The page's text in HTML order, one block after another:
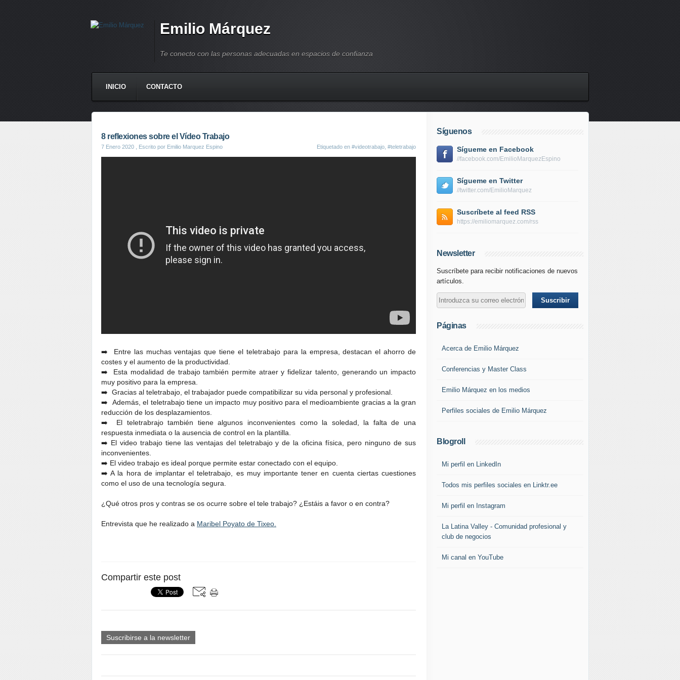
Emilio Márquez
Te conecto con las personas adecuadas en espacios de confianza
INICIO CONTACTO
8 reflexiones sobre el Vídeo Trabajo
7 Enero 2020 , Escrito por Emilio Marquez Espino Etiquetado en #videotrabajo #teletrabajo
➡️ Entre las muchas ventajas que tiene el teletrabajo para la empresa, destacan el ahorro de
costes y el aumento de la productividad.
➡️ Esta modalidad de trabajo también permite atraer y fidelizar talento, generando un impacto
muy positivo para la empresa.
➡️ Gracias al teletrabajo, el trabajador puede compatibilizar su vida personal y profesional.
➡️ Además, el teletrabajo tiene un impacto muy positivo para el medioambiente gracias a la gran
reducción de los desplazamientos.
➡️ El teletrabrajo también tiene algunos inconvenientes como la soledad, la falta de una
respuesta inmediata o la ausencia de control en la plantilla.
➡️ El video trabajo tiene las ventajas del teletrabajo y de la oficina física, pero ninguno de sus
inconvenientes.
➡️ El video trabajo es ideal porque permite estar conectado con el equipo.
➡️ A la hora de implantar el teletrabajo, es muy importante tener en cuenta ciertas cuestiones
como el uso de una tecnología segura.
¿Qué otros pros y contras se os ocurre sobre el tele trabajo? ¿Estáis a favor o en contra?
Entrevista que he realizado a Maribel Poyato de Tixeo.
Compartir este post
Suscribirse a la newsletter
Síguenos
Sígueme en Facebook
//facebook.com/EmilioMarquezEspino
Sígueme en Twitter
//twitter.com/EmilioMarquez
Suscríbete al feed RSS
https://emiliomarquez.com/rss
Newsletter
Suscríbete para recibir notificaciones de nuevos
artículos.
Páginas
Acerca de Emilio Márquez
Conferencias y Master Class
Emilio Márquez en los medios
Perfiles sociales de Emilio Márquez
Blogroll
Mi perfil en LinkedIn
Todos mis perfiles sociales en Linktr.ee
Mi perfil en Instagram
La Latina Valley - Comunidad profesional y
club de negocios
Mi canal en YouTube